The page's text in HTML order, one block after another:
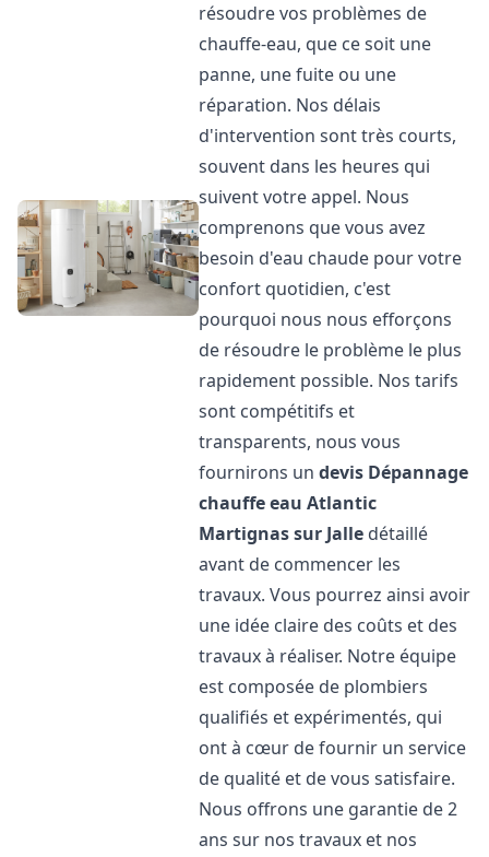
résoudre vos problèmes de
chauffe-eau, que ce soit une
panne, une fuite ou une
réparation. Nos délais
d'intervention sont très courts,
souvent dans les heures qui
suivent votre appel. Nous
comprenons que vous avez
besoin d'eau chaude pour votre
confort quotidien, c'est
pourquoi nous nous efforçons
de résoudre le problème le plus
rapidement possible. Nos tarifs
sont compétitifs et
transparents, nous vous
fournirons undevis Dépannage
chauffe eau Atlantic
Martignas sur Jalle détaillé
avant de commencer les
travaux. Vous pourrez ainsi avoir
une idée claire des coûts et des
travaux à réaliser. Notre équipe
est composée de plombiers
qualifiés et expérimentés, qui
ont à cœur de fournir un service
de qualité et de vous satisfaire.
Nous offrons une garantie de 2
ans sur nos travaux et nos